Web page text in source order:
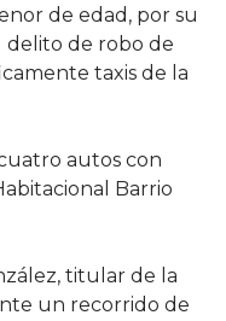
de edad, por su
delito de robo de
taxis de la
autos con
Barrio
titular de la
un recorrido de